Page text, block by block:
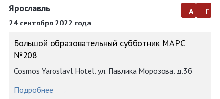
Ярославль
24 сентября 2022 года
а г
Большой образовательный субботник МАРС
№208
Cosmos Yaroslavl Hotel, ул. Павлика Морозова, д.3б
Подробнее